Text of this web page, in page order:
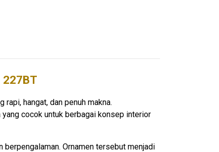
hangat, dan penuh makna.
cocok untuk berbagai konsep interior
Ornamen tersebut menjadi